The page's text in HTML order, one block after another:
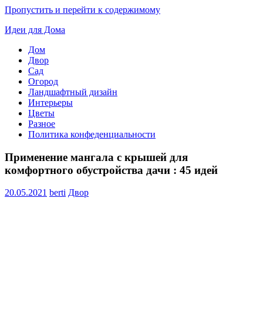
Пропустить и перейти к содержимому
Идеи для Дома
Дом
Двор
Сад
Огород
Ландшафтный дизайн
Интерьеры
Цветы
Разное
Политика конфеденциальности
Применение мангала с крышей для
комфортного обустройства дачи : 45 идей
20.05.2021 berti Двор